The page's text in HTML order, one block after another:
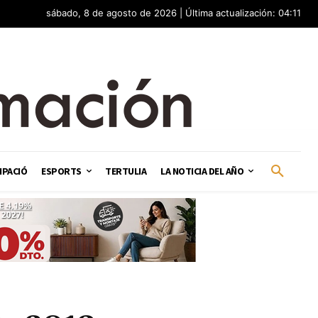
sábado, 8 de agosto de 2026 | Última actualización: 04:11
ESPORTS TERTULIA LA NOTICIA DEL AÑO